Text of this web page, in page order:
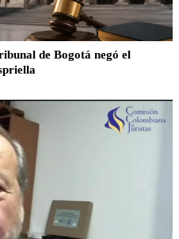
de Bogotá negó el